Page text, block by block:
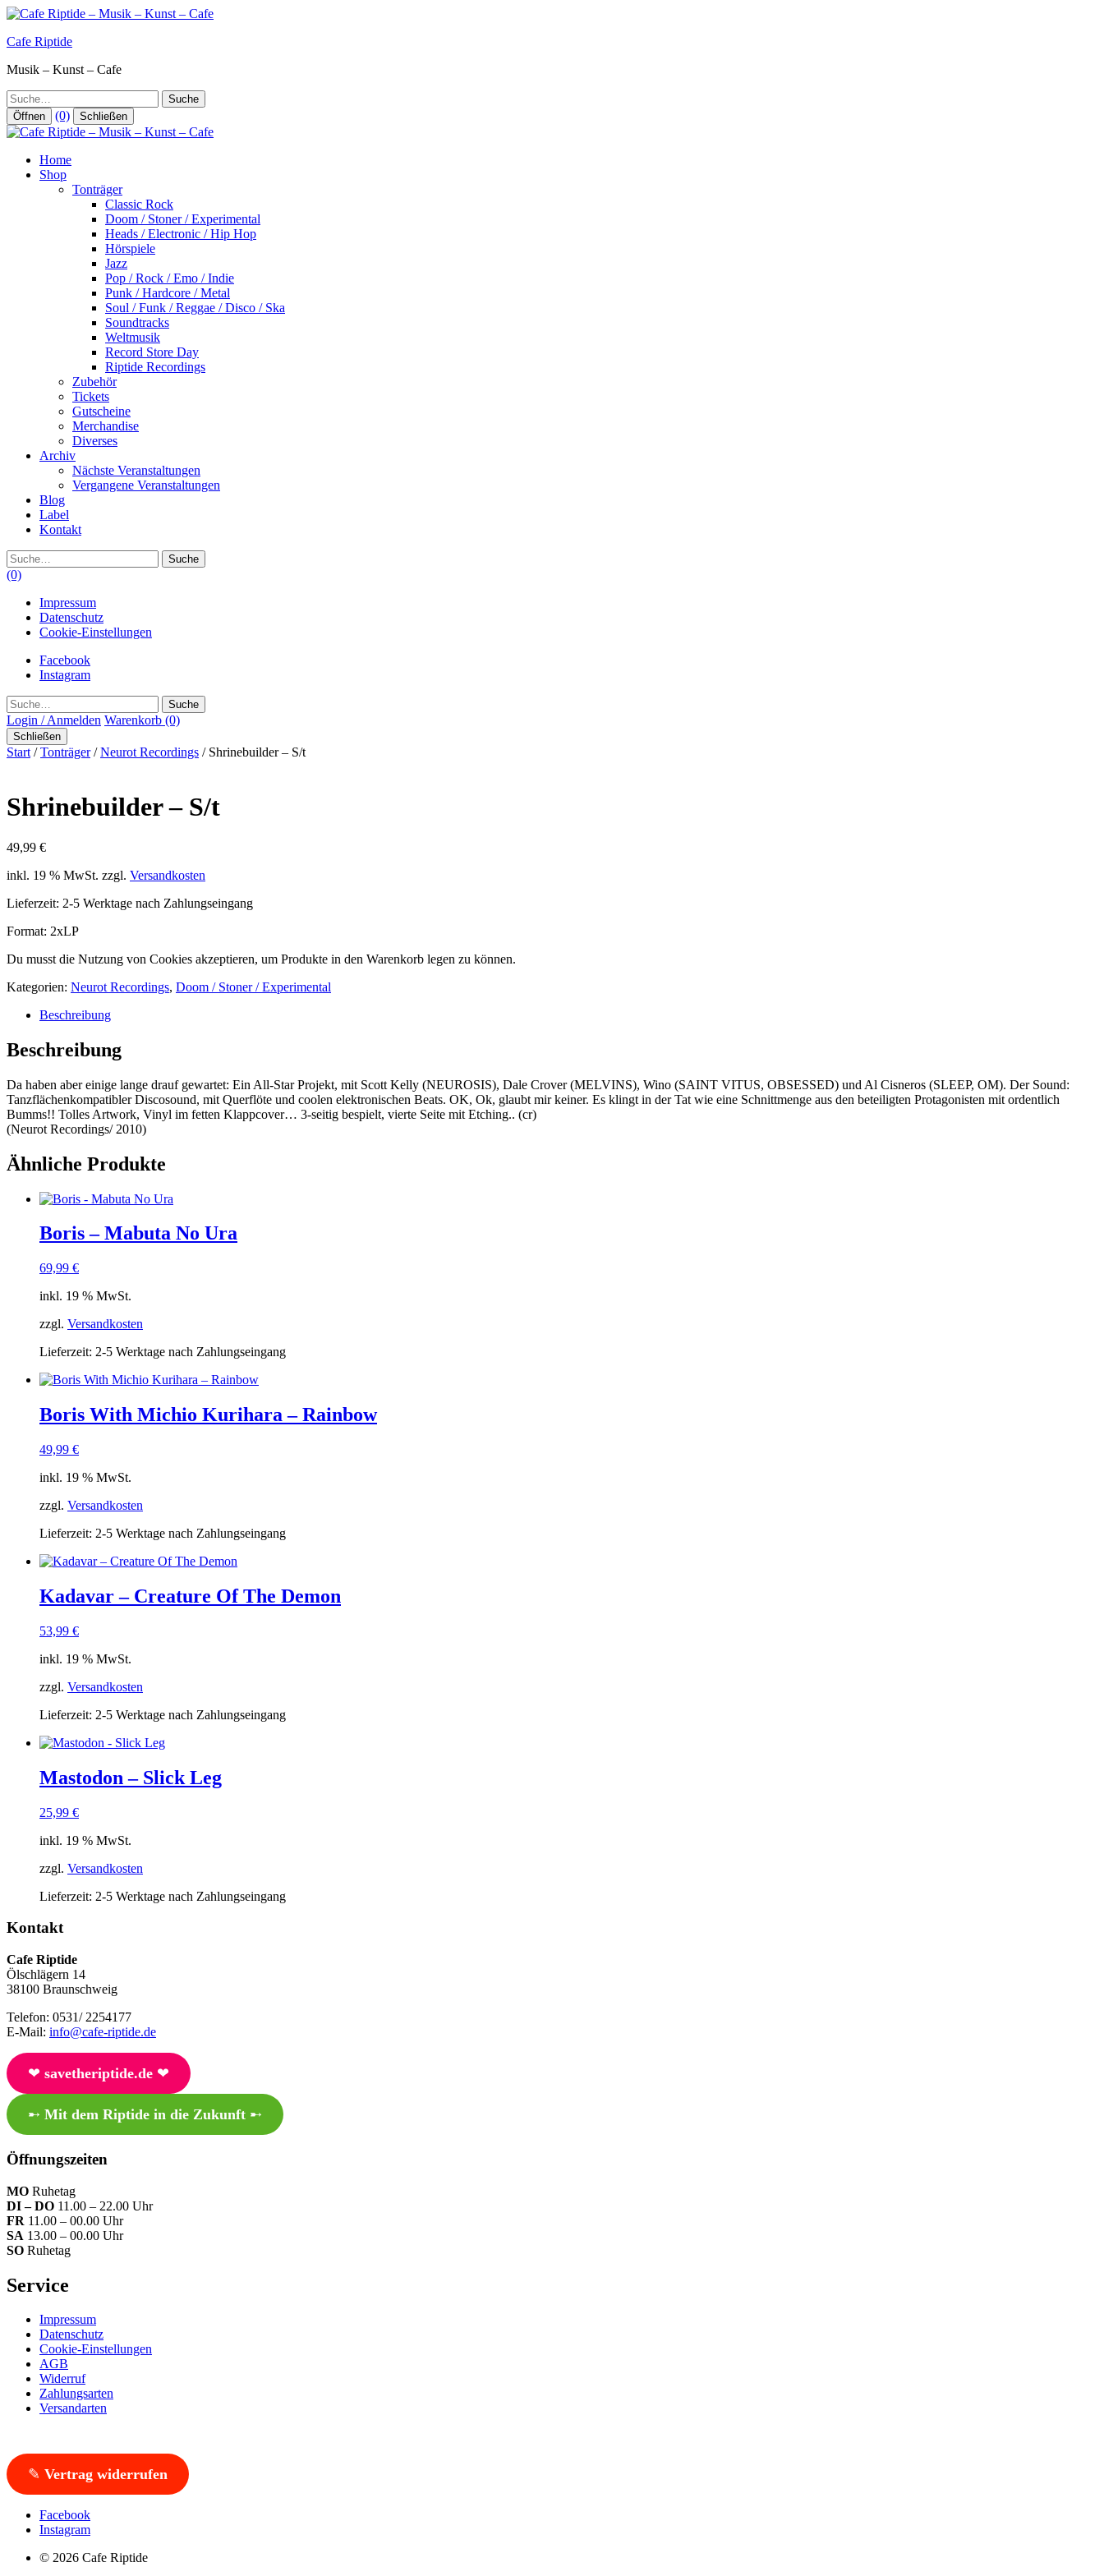
Zum
springen
Cafe Riptide
Musik – Kunst – Cafe
Suche
Öffnen (0) Schließen
Home
Shop
Tonträger
Classic Rock
Doom / Stoner / Experimental
Heads / Electronic / Hip Hop
Hörspiele
Jazz
Pop / Rock / Emo / Indie
Punk / Hardcore / Metal
Soul / Funk / Reggae / Disco / Ska
Soundtracks
Weltmusik
Record Store Day
Riptide Recordings
Zubehör
Tickets
Gutscheine
Merchandise
Diverses
Archiv
Nächste Veranstaltungen
Vergangene Veranstaltungen
Blog
Label
Kontakt
Suche
(0)
Impressum
Datenschutz
Cookie-Einstellungen
Facebook
Instagram
Suche
Login / Anmelden Warenkorb (0)
Schließen
Start /Tonträger/Neurot Recordings / Shrinebuilder – S/t
Shrinebuilder – S/t
49,99 €
inkl. 19 % MwSt. zzgl. Versandkosten
Lieferzeit: 2-5 Werktage nach Zahlungseingang
Format: 2xLP
Du musst die Nutzung von Cookies akzeptieren, um Produkte in den Warenkorb legen zu können.
Kategorien: Neurot Recordings, Doom / Stoner / Experimental
Beschreibung
Beschreibung
Da haben aber einige lange drauf gewartet: Ein All-Star Projekt, mit Scott Kelly (NEUROSIS), Dale Crover (MELVINS), Wino (SAINT VITUS, OBSESSED) und Al Cisneros (SLEEP, OM). Der Sound:
Tanzflächenkompatibler Discosound, mit Querflöte und coolen elektronischen Beats. OK, Ok, glaubt mir keiner. Es klingt in der Tat wie eine Schnittmenge aus den beteiligten Protagonisten mit ordentlich
Bumms!! Tolles Artwork, Vinyl im fetten Klappcover… 3-seitig bespielt, vierte Seite mit Etching.. (cr)
(Neurot Recordings/ 2010)
Ähnliche Produkte
Boris – Mabuta No Ura
69,99 €
inkl. 19 % MwSt.
zzgl. Versandkosten
Lieferzeit: 2-5 Werktage nach Zahlungseingang
Boris With Michio Kurihara ‎– Rainbow
49,99 €
inkl. 19 % MwSt.
zzgl. Versandkosten
Lieferzeit: 2-5 Werktage nach Zahlungseingang
Kadavar – Creature Of The Demon
53,99 €
inkl. 19 % MwSt.
zzgl. Versandkosten
Lieferzeit: 2-5 Werktage nach Zahlungseingang
Mastodon – Slick Leg
25,99 €
inkl. 19 % MwSt.
zzgl. Versandkosten
Lieferzeit: 2-5 Werktage nach Zahlungseingang
Kontakt
Cafe Riptide
Ölschlägern 14
38100 Braunschweig
Telefon: 0531/ 2254177
E-Mail: info@cafe-riptide.de
❤︎ savetheriptide.de❤︎
➸ Mit dem Riptide in die Zukunft➸
Öffnungszeiten
MO Ruhetag
DI – DO 11.00 – 22.00 Uhr
FR 11.00 – 00.00 Uhr
SA 13.00 – 00.00 Uhr
SO Ruhetag
Service
Impressum
Datenschutz
Cookie-Einstellungen
AGB
Widerruf
Zahlungsarten
Versandarten
✎ Vertrag widerrufen
Facebook
Instagram
© 2026 Cafe Riptide